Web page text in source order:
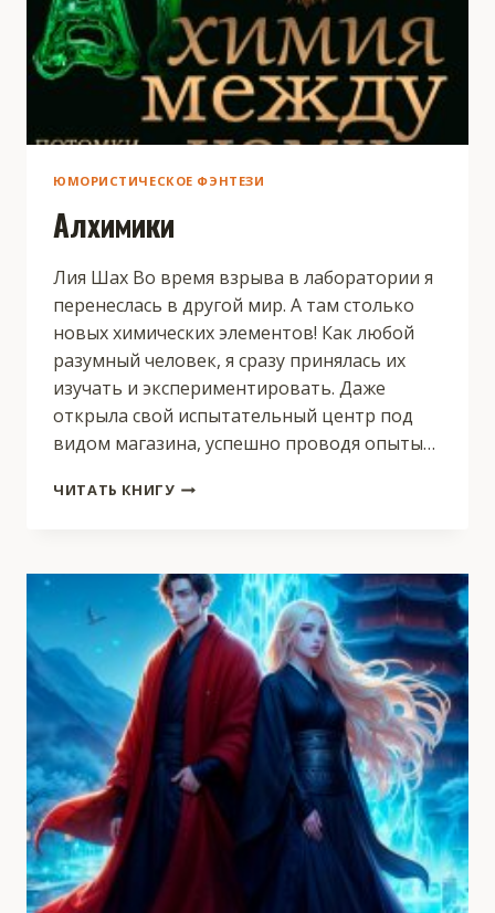
ЮМОРИСТИЧЕСКОЕ ФЭНТЕЗИ
Алхимики
Лия Шах Во время взрыва в лаборатории я
перенеслась в другой мир. А там столько
новых химических элементов! Как любой
разумный человек, я сразу принялась их
изучать и экспериментировать. Даже
открыла свой испытательный центр под
видом магазина, успешно проводя опыты…
ЧИТАТЬ КНИГУАЛХИМИКИ